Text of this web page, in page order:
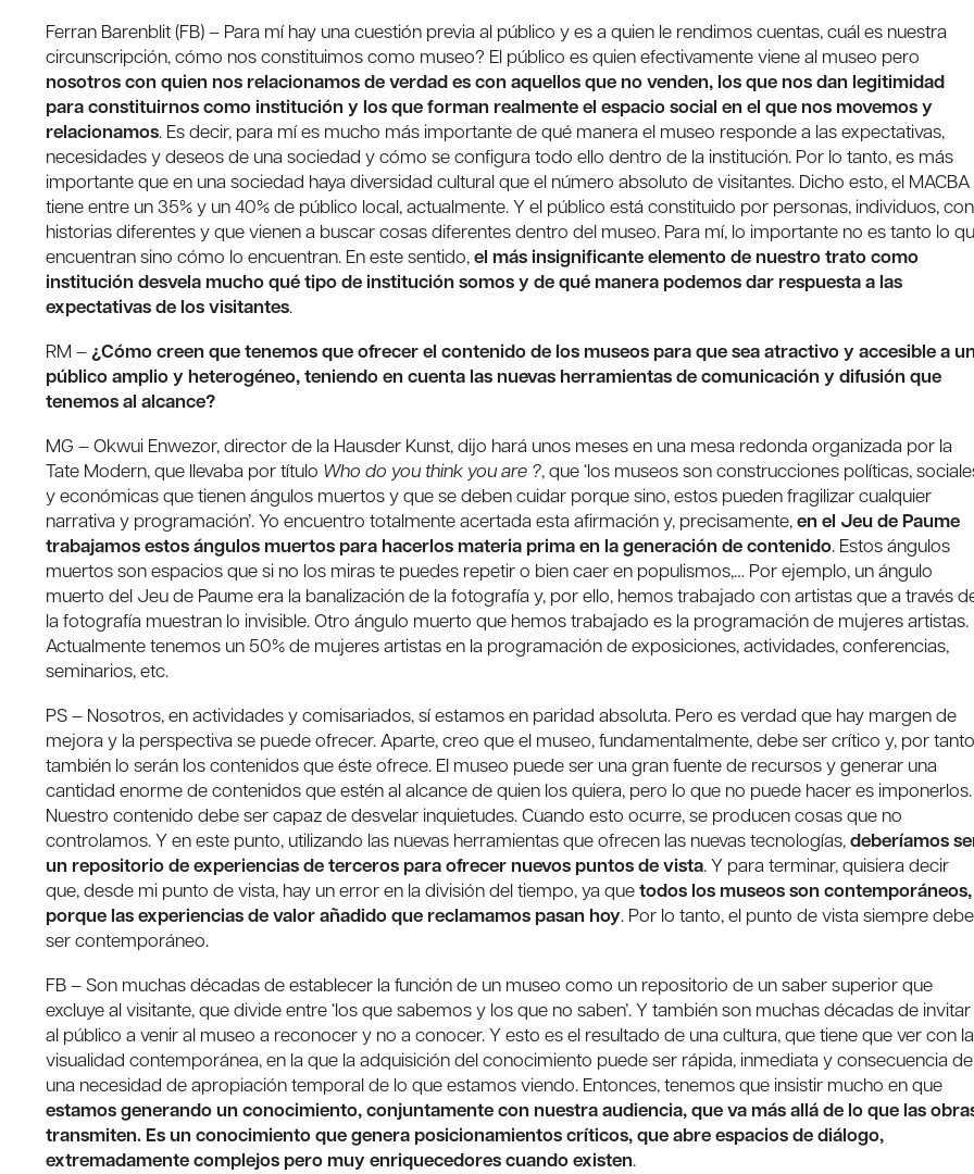
Ferran Barenblit (FB) – Para mí hay una cuestión previa al público y es a quien le rendimos cuentas, cuál es nuestra
circunscripción, cómo nos constituimos como museo? El público es quien efectivamente viene al museo pero
nosotros con quien nos relacionamos de verdad es con aquellos que no venden, los que nos dan legitimidad
para constituirnos como institución y los que forman realmente el espacio social en el que nos movemos y
relacionamos. Es decir, para mí es mucho más importante de qué manera el museo responde a las expectativas,
necesidades y deseos de una sociedad y cómo se configura todo ello dentro de la institución. Por lo tanto, es más
importante que en una sociedad haya diversidad cultural que el número absoluto de visitantes. Dicho esto, el MACBA
tiene entre un 35% y un 40% de público local, actualmente. Y el público está constituido por personas, individuos, con
historias diferentes y que vienen a buscar cosas diferentes dentro del museo. Para mí, lo importante no es tanto lo
encuentran sino cómo lo encuentran. En este sentido,el más insignificante elemento de nuestro trato como
institución desvela mucho qué tipo de institución somos y de qué manera podemos dar respuesta a las
expectativas de los visitantes.
RM –¿Cómo creen que tenemos que ofrecer el contenido de los museos para que sea atractivo y accesible a
público amplio y heterogéneo, teniendo en cuenta las nuevas herramientas de comunicación y difusión que
tenemos al alcance?
MG – Okwui Enwezor, director de la Hausder Kunst, dijo hará unos meses en una mesa redonda organizada por la
Tate Modern, que llevaba por título Who do you think you are ?, que ‘los museos son construcciones políticas,
y económicas que tienen ángulos muertos y que se deben cuidar porque sino, estos pueden fragilizar cualquier
narrativa y programación’. Yo encuentro totalmente acertada esta afirmación y, precisamente,en el Jeu de Paume
trabajamos estos ángulos muertos para hacerlos materia prima en la generación de contenido. Estos ángulos
muertos son espacios que si no los miras te puedes repetir o bien caer en populismos,… Por ejemplo, un ángulo
muerto del Jeu de Paume era la banalización de la fotografía y, por ello, hemos trabajado con artistas que a través
la fotografía muestran lo invisible. Otro ángulo muerto que hemos trabajado es la programación de mujeres artistas.
Actualmente tenemos un 50% de mujeres artistas en la programación de exposiciones, actividades, conferencias,
seminarios, etc.
PS – Nosotros, en actividades y comisariados, sí estamos en paridad absoluta. Pero es verdad que hay margen de
mejora y la perspectiva se puede ofrecer. Aparte, creo que el museo, fundamentalmente, debe ser crítico y, por
también lo serán los contenidos que éste ofrece. El museo puede ser una gran fuente de recursos y generar una
cantidad enorme de contenidos que estén al alcance de quien los quiera, pero lo que no puede hacer es imponerlos.
Nuestro contenido debe ser capaz de desvelar inquietudes. Cuando esto ocurre, se producen cosas que no
controlamos. Y en este punto, utilizando las nuevas herramientas que ofrecen las nuevas tecnologías,deberíamos
un repositorio de experiencias de terceros para ofrecer nuevos puntos de vista. Y para terminar, quisiera decir
que, desde mi punto de vista, hay un error en la división del tiempo, ya quetodos los museos son contemporáneos,
porque las experiencias de valor añadido que reclamamos pasan hoy. Por lo tanto, el punto de vista siempre debe
ser contemporáneo.
FB – Son muchas décadas de establecer la función de un museo como un repositorio de un saber superior que
excluye al visitante, que divide entre ‘los que sabemos y los que no saben’. Y también son muchas décadas de invitar
al público a venir al museo a reconocer y no a conocer. Y esto es el resultado de una cultura, que tiene que ver con la
visualidad contemporánea, en la que la adquisición del conocimiento puede ser rápida, inmediata y consecuencia de
una necesidad de apropiación temporal de lo que estamos viendo. Entonces, tenemos que insistir mucho en que
estamos generando un conocimiento, conjuntamente con nuestra audiencia, que va más allá de lo que las
transmiten. Es un conocimiento que genera posicionamientos críticos, que abre espacios de diálogo,
extremadamente complejos pero muy enriquecedores cuando existen.